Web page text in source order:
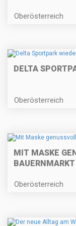
Oberösterreich
DELTA
Oberösterreich
MIT MASKE
Oberösterreich